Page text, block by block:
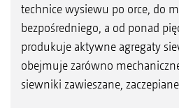
technice wysiewu po orce, do
bezpośredniego, a od ponad
produkuje aktywne agregaty
obejmuje zarówno
siewniki zawieszane,